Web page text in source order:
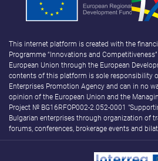
This internet platform is created with the
Programme “Innovations and
European Union through the European
contents of this platform is sole responsibility
Enterprises Promotion Agency and can in no
opinion of the European Union and the
Project № BG16RFOP002-2.052-0001
Bulgarian enterprises through organization of
forums, conferences, brokerage events and